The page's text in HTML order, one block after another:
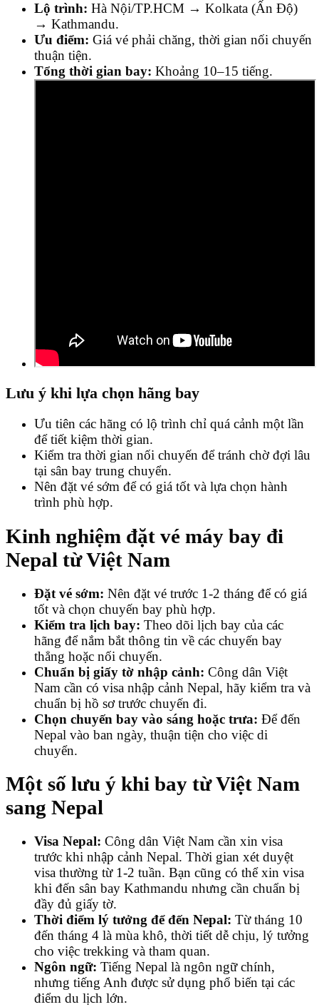
Lộ trình: Hà Nội/TP.HCM → Kolkata (Ấn Độ)
→ Kathmandu.
Ưu điểm: Giá vé phải chăng, thời gian nối chuyến
thuận tiện.
Tổng thời gian bay: Khoảng 10–15 tiếng.
Lưu ý khi lựa chọn hãng bay
Ưu tiên các hãng có lộ trình chỉ quá cảnh một lần
để tiết kiệm thời gian.
Kiểm tra thời gian nối chuyến để tránh chờ đợi lâu
tại sân bay trung chuyển.
Nên đặt vé sớm để có giá tốt và lựa chọn hành
trình phù hợp.
Kinh nghiệm đặt vé máy bay đi
Nepal từ Việt Nam
Đặt vé sớm: Nên đặt vé trước 1-2 tháng để có giá
tốt và chọn chuyến bay phù hợp.
Kiểm tra lịch bay: Theo dõi lịch bay của các
hãng để nắm bắt thông tin về các chuyến bay
thẳng hoặc nối chuyến.
Chuẩn bị giấy tờ nhập cảnh: Công dân Việt
Nam cần có visa nhập cảnh Nepal, hãy kiểm tra và
chuẩn bị hồ sơ trước chuyến đi.
Chọn chuyến bay vào sáng hoặc trưa: Để đến
Nepal vào ban ngày, thuận tiện cho việc di
chuyển.
Một số lưu ý khi bay từ Việt Nam
sang Nepal
Visa Nepal: Công dân Việt Nam cần xin visa
trước khi nhập cảnh Nepal. Thời gian xét duyệt
visa thường từ 1-2 tuần. Bạn cũng có thể xin visa
khi đến sân bay Kathmandu nhưng cần chuẩn bị
đầy đủ giấy tờ.
Thời điểm lý tưởng để đến Nepal: Từ tháng 10
đến tháng 4 là mùa khô, thời tiết dễ chịu, lý tưởng
cho việc trekking và tham quan.
Ngôn ngữ: Tiếng Nepal là ngôn ngữ chính,
nhưng tiếng Anh được sử dụng phổ biến tại các
điểm du lịch lớn.